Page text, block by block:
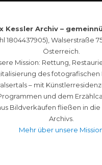
Kessler Archiv –
1804437905), Walserstraße
Österreich.
Mission: Rettung,
des fotografischen
– mit
und dem
Bildverkäufen fließen in
Archivs.
Mehr über unsere